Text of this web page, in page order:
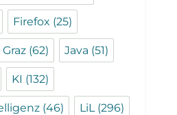
Firefox (25)
Graz (62) Java (51)
KI (132)
(46) LiL (296)